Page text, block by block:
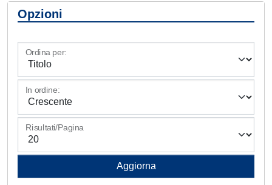
Opzioni
Ordina per:
In ordine:
Risultati/Pagina